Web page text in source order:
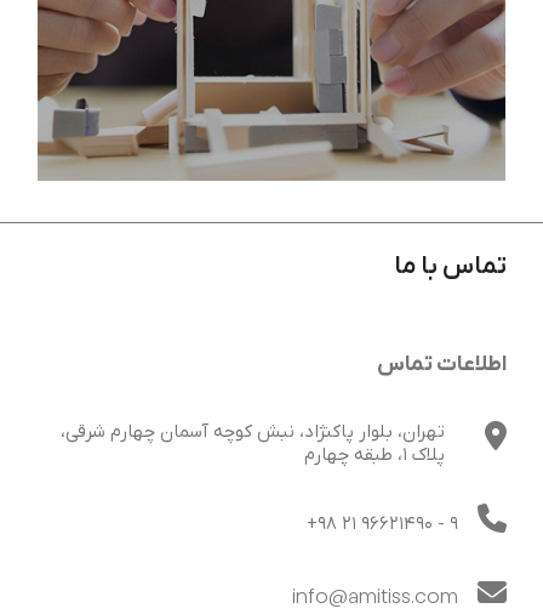
اهمیت طراحی و اجرای غرفه نمایشگاهی برای
تماس با ما
اطلاعات تماس
تهران، بلوار پاکنژاد، نبش کوچه آسمان چهارم شرقی،
پلاک 1، طبقه چهارم
+98 21 96621490 - 9